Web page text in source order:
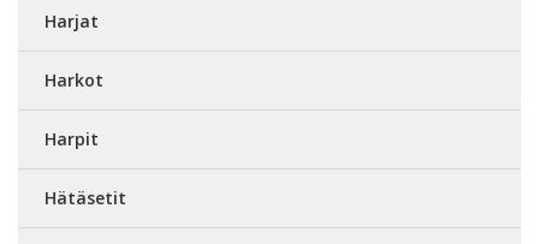
Harjat
Harkot
Harpit
Hätäsetit